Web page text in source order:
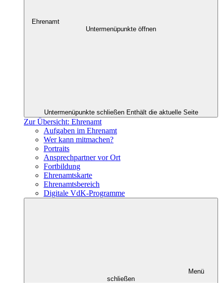
Ehrenamt
Untermenüpunkte öffnen
Untermenüpunkte schließen Enthält die aktuelle Seite
Zur Übersicht: Ehrenamt
Aufgaben im Ehrenamt
Wer kann mitmachen?
Portraits
Ansprechpartner vor Ort
Fortbildung
Ehrenamtskarte
Ehrenamtsbereich
Digitale VdK-Programme
Menü
schließen